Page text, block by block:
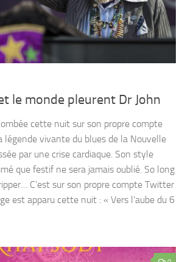
le monde pleurent Dr John
cette nuit sur son propre compte
légende vivante du blues de la Nouvelle
par une crise cardiaque. Son style
que festif ne sera jamais oublié. So long
C’est sur son propre compte Twitter
est apparu cette nuit : « Vers l’aube du 6